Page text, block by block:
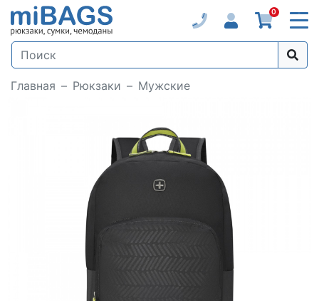
0
Главная Рюкзаки Мужские